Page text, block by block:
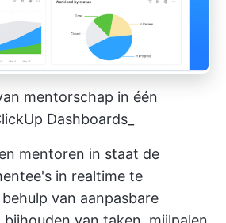
mentorschap in één
Dashboards_
mentoren in staat de
in realtime te
van aanpasbare